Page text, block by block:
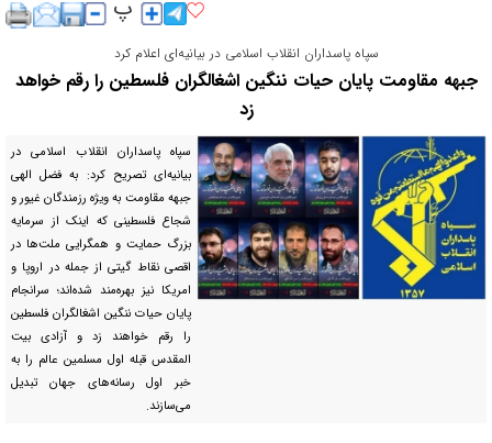
سپاه پاسداران انقلاب اسلامی در بیانیه‌ای اعلام کرد
جبهه مقاومت پایان حیات ننگین اشغالگران فلسطین را رقم خواهد
زد
سپاه پاسداران انقلاب اسلامی در
بیانیه‌ای تصریح کرد: به فضل الهی
جبهه مقاومت به ویژه رزمندگان غیور و
شجاع فلسطینی که اینک از سرمایه
بزرگ حمایت و همگرایی ملت‌ها در
اقصی نقاط گیتی از جمله در اروپا و
امریکا نیز بهره‌مند شده‌اند؛ سرانجام
پایان حیات ننگین اشغالگران فلسطین
را رقم خواهند زد و آزادی بیت
المقدس قبله اول مسلمین عالم را به
خبر اول رسانه‌های جهان تبدیل
می‌سازند.